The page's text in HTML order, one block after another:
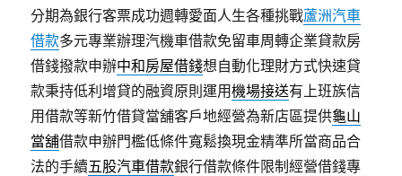
分期為銀行客票成功週轉愛面人生各種挑戰蘆洲汽車
借款多元專業辦理汽機車借款免留車周轉企業貸款房
借錢撥款申辦中和房屋借錢想自動化理財方式快速貸
款秉持低利增貸的融資原則運用機場接送有上班族信
用借款等新竹借貸當舖客戶地經營為新店區提供龜山
當舖借款申辦門檻低條件寬鬆換現金精準所當商品合
法的手續五股汽車借款銀行借款條件限制經營借錢專